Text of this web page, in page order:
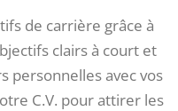
de carrière grâce à
clairs à court et
personnelles avec vos
C.V. pour attirer les